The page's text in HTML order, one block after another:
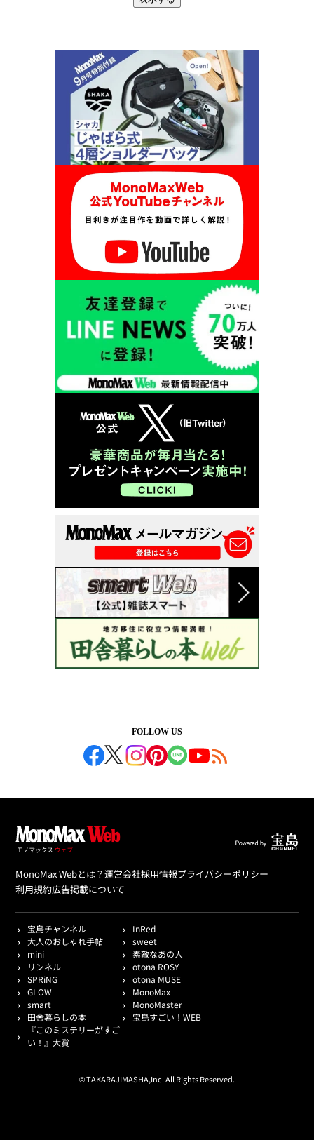
FOLLOW US
MonoMax Webとは？運営会社採用情報プライバシーポリシー
利用規約広告掲載について
宝島チャンネル
InRed
大人のおしゃれ手帖
sweet
mini
素敵なあの人
リンネル
otona ROSY
SPRiNG
otona MUSE
GLOW
MonoMax
smart
MonoMaster
田舎暮らしの本
宝島すごい！WEB
『このミステリーがすご
い！』大賞
© TAKARAJIMASHA,Inc. All Rights Reserved.